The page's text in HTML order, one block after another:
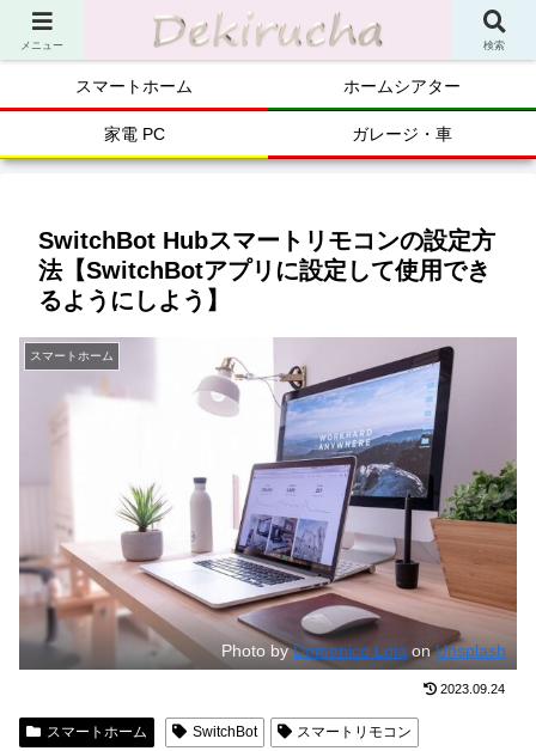
スマートホーム ホームシアター
家電 PC ガレージ・車
SwitchBot Hubスマートリモコンの設定方
法【SwitchBotアプリに設定して使用でき
るようにしよう】
スマートホーム
Photo byDomenico Loia onUnsplash
2023.09.24
スマートホーム SwitchBot スマートリモコン
メニュー 検索